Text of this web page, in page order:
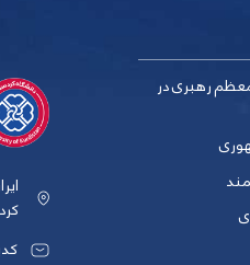
معظم رهبری در